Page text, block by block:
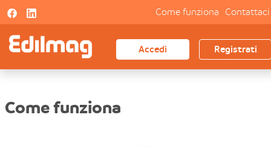
Come funziona Contattaci
Accedi Registrati
Come funziona